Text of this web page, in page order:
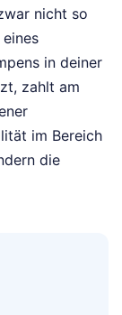
nicht so
in deiner
zahlt am
im Bereich
die